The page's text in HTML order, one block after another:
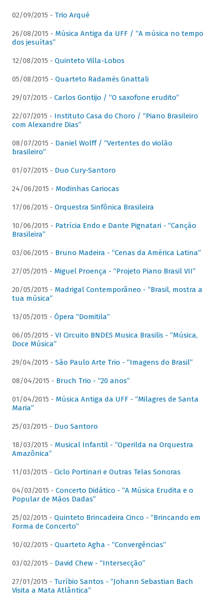
02/09/2015 - Trio Arqué
26/08/2015 - Música Antiga da UFF / “A música no tempo
dos jesuítas”
12/08/2015 - Quinteto Villa-Lobos
05/08/2015 - Quarteto Radamés Gnattali
29/07/2015 - Carlos Gontijo / “O saxofone erudito”
22/07/2015 - Instituto Casa do Choro / “Piano Brasileiro
com Alexandre Dias”
08/07/2015 - Daniel Wolff / “Vertentes do violão
brasileiro”
01/07/2015 - Duo Cury-Santoro
24/06/2015 - Modinhas Cariocas
17/06/2015 - Orquestra Sinfônica Brasileira
10/06/2015 - Patrícia Endo e Dante Pignatari - “Canção
Brasileira”
03/06/2015 - Bruno Madeira - “Cenas da América Latina”
27/05/2015 - Miguel Proença - “Projeto Piano Brasil VII”
20/05/2015 - Madrigal Contemporâneo - “Brasil, mostra a
tua música”
13/05/2015 - Ópera “Domitila”
06/05/2015 - VI Circuito BNDES Musica Brasilis - “Música,
Doce Música”
29/04/2015 - São Paulo Arte Trio - “Imagens do Brasil”
08/04/2015 - Bruch Trio - “20 anos”
01/04/2015 - Música Antiga da UFF - “Milagres de Santa
Maria”
25/03/2015 - Duo Santoro
18/03/2015 - Musical Infantil - “Operilda na Orquestra
Amazônica”
11/03/2015 - Ciclo Portinari e Outras Telas Sonoras
04/03/2015 - Concerto Didático - “A Música Erudita e o
Popular de Mãos Dadas”
25/02/2015 - Quinteto Brincadeira Cinco - “Brincando em
Forma de Concerto”
10/02/2015 - Quarteto Agha - “Convergências”
03/02/2015 - David Chew - “Intersecção”
27/01/2015 - Turíbio Santos - “Johann Sebastian Bach
Visita a Mata Atlântica”